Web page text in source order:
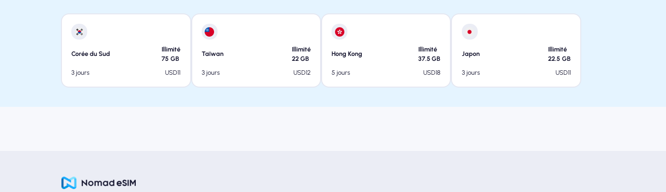
Corée du Sud
Illimité
75 GB
3 jours
USD11
Taïwan
Illimité
22 GB
3 jours
USD12
Hong Kong
Illimité
37.5 GB
5 jours
USD18
Japon
Illimité
22.5 GB
3 jours
USD11